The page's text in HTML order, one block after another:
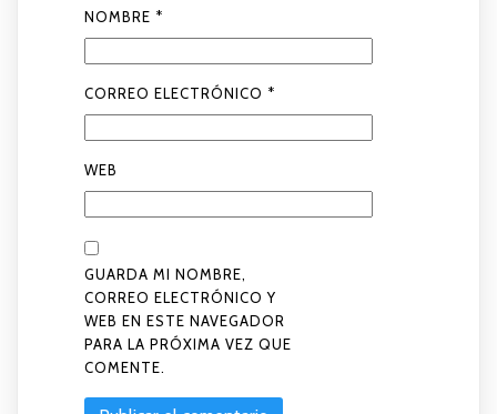
NOMBRE *
CORREO ELECTRÓNICO *
WEB
GUARDA MI NOMBRE,
CORREO ELECTRÓNICO Y
WEB EN ESTE NAVEGADOR
PARA LA PRÓXIMA VEZ QUE
COMENTE.